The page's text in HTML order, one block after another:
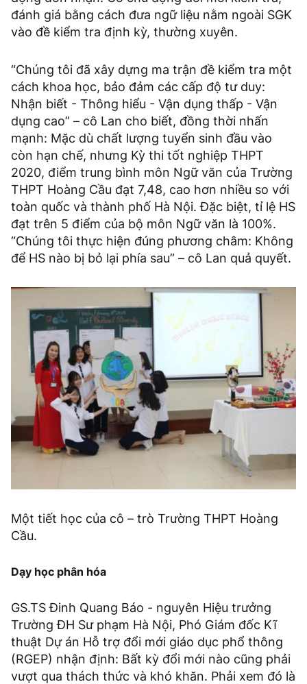
đánh giá bằng cách đưa ngữ liệu nằm ngoài SGK
vào đề kiểm tra định kỳ, thường xuyên.
“Chúng tôi đã xây dựng ma trận đề kiểm tra một
cách khoa học, bảo đảm các cấp độ tư duy:
Nhận biết - Thông hiểu - Vận dụng thấp - Vận
dụng cao” – cô Lan cho biết, đồng thời nhấn
mạnh: Mặc dù chất lượng tuyển sinh đầu vào
còn hạn chế, nhưng Kỳ thi tốt nghiệp THPT
2020, điểm trung bình môn Ngữ văn của Trường
THPT Hoàng Cầu đạt 7,48, cao hơn nhiều so với
toàn quốc và thành phố Hà Nội. Đặc biệt, tỉ lệ HS
đạt trên 5 điểm của bộ môn Ngữ văn là 100%.
“Chúng tôi thực hiện đúng phương châm: Không
để HS nào bị bỏ lại phía sau” – cô Lan quả quyết.
Một tiết học của cô – trò Trường THPT Hoàng
Cầu.
Dạy học phân hóa
GS.TS Đinh Quang Báo - nguyên Hiệu trưởng
Trường ĐH Sư phạm Hà Nội, Phó Giám đốc Kĩ
thuật Dự án Hỗ trợ đổi mới giáo dục phổ thông
(RGEP) nhận định: Bất kỳ đổi mới nào cũng phải
vượt qua thách thức và khó khăn. Phải xem đó là